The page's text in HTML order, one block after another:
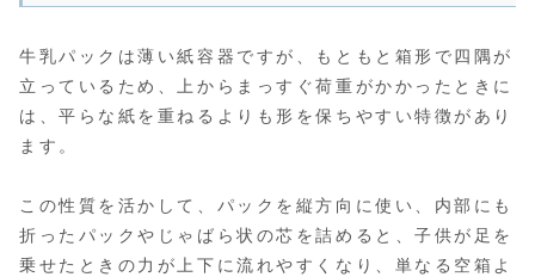
牛乳パックは薄い紙容器ですが、もともと箱形で四隅が
立っているため、上からまっすぐ荷重がかかったときに
は、平らな紙を重ねるよりも形を保ちやすい特徴があり
ます。
この性質を活かして、パックを縦方向に使い、内部にも
折ったパックやじゃばら状の芯を詰めると、子供が足を
乗せたときの力が上下に流れやすくなり、単なる空箱よ